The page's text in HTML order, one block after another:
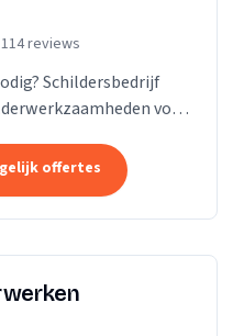
114 reviews
Schildersbedrijf
voor
offertes